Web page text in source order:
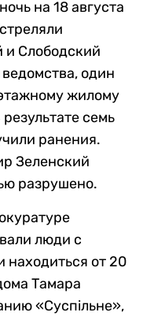
на 18 августа
и Слободский
один
жилому
семь
ранения.
Зеленский
разрушено.
люди с
находиться от 20
Тамара
«Суспільне»,